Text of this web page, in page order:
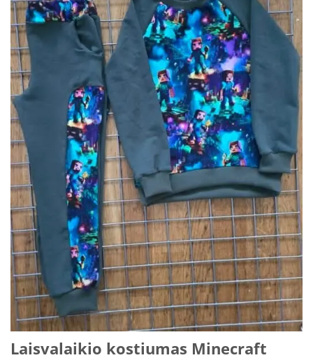
Laisvalaikio kostiumas Minecraft